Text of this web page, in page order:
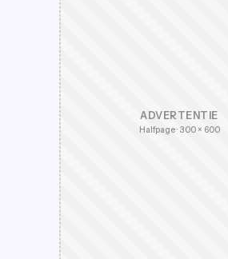
ADVERTENTIE
Halfpage · 300 × 600